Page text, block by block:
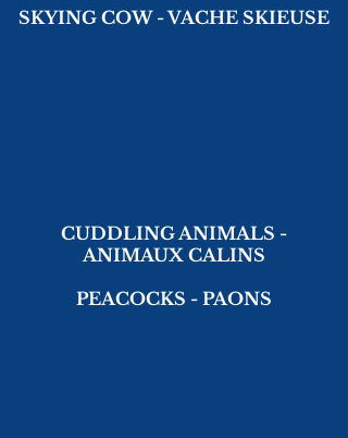
SKYING COW - VACHE SKIEUSE
CUDDLING ANIMALS -
ANIMAUX CALINS
PEACOCKS - PAONS